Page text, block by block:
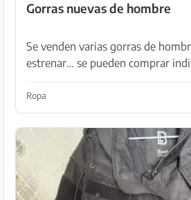
Gorras nuevas de hombre
Se venden varias gorras de
estrenar… se pueden comprar
Serra de Marina
Ropa